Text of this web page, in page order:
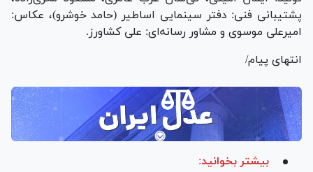
پشتیبانی فنی: دفتر سینمایی اساطیر (حامد خوشرو)، عکاس:
امیرعلی موسوی و مشاور رسانه‌ای: علی کشاورز.
انتهای پیام/
بیشتر بخوانید: